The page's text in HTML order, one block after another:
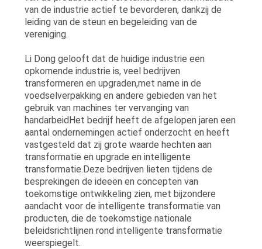
van de industrie actief te bevorderen, dankzij de
leiding van de steun en begeleiding van de
vereniging.
Li Dong gelooft dat de huidige industrie een
opkomende industrie is, veel bedrijven
transformeren en upgraden,met name in de
voedselverpakking en andere gebieden van het
gebruik van machines ter vervanging van
handarbeidHet bedrijf heeft de afgelopen jaren een
aantal ondernemingen actief onderzocht en heeft
vastgesteld dat zij grote waarde hechten aan
transformatie en upgrade en intelligente
transformatie.Deze bedrijven lieten tijdens de
besprekingen de ideeën en concepten van
toekomstige ontwikkeling zien, met bijzondere
aandacht voor de intelligente transformatie van
producten, die de toekomstige nationale
beleidsrichtlijnen rond intelligente transformatie
weerspiegelt.